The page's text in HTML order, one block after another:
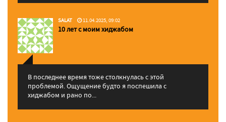
SALAT 11.04.2025, 09:02
10 лет с моим хиджабом
В последнее время тоже столкнулась с этой
проблемой. Ощущение будто я поспешила с
хиджабом и рано по...